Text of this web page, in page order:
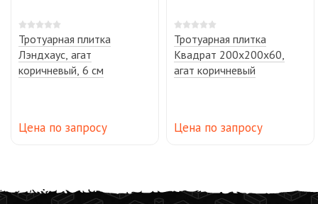
Тротуарная плитка
Лэндхаус, агат
коричневый, 6 см
Цена по запросу
Тротуарная плитка
Квадрат 200х200х60,
агат коричневый
Цена по запросу